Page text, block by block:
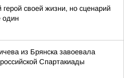
герой своей жизни, но сценарий
из Брянска завоевала
Спартакиады